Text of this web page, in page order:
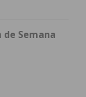
de Semana